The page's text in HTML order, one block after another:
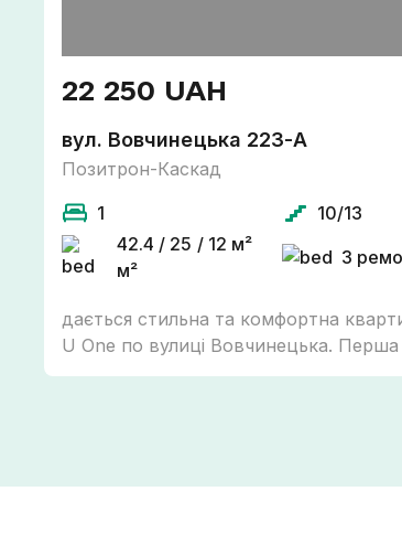
22 250 UAH
вул. Вовчинецька 223-А
Позитрон-Каскад
1
10/13
42.4 / 25 / 12 м²
м²
З
дається стильна та комфортна
U One по вулиці Вовчинецька. Перша
Простора квартира площею 42,4 м²